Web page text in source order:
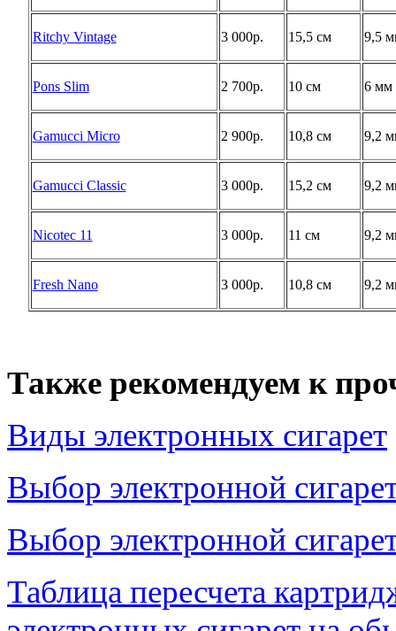
Ritchy Vintage 3 000р. 15,5 см 9,5
Pons Slim 2 700р. 10 см 6 мм
Gamucci Micro 2 900р. 10,8 см 9,2
Gamucci Classic 3 000р. 15,2 см 9,2
Nicotec 11 3 000р. 11 см 9,2
Fresh Nano 3 000р. 10,8 см 9,2
Также рекомендуем к
Виды электронных сигарет
Выбор электронной
Выбор электронной
Таблица пересчета